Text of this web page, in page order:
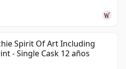
Spirit Of Art Including
- Single Cask 12 años